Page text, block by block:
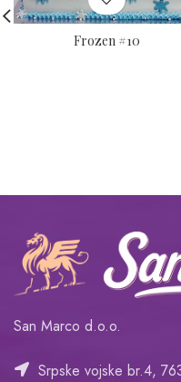
Frozen #10
San Marco d.o.o.
Srpske vojske br.4,